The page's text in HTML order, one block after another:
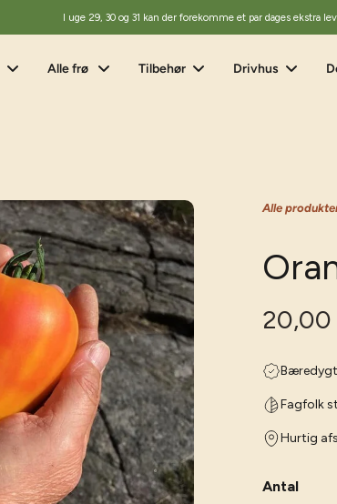
I uge 29, 30 og 31 kan der forekomme et par dages ekstra
Alle frø Tilbehør Drivhus
Alle
20,00
Fagfolk
Hurtig
Antal